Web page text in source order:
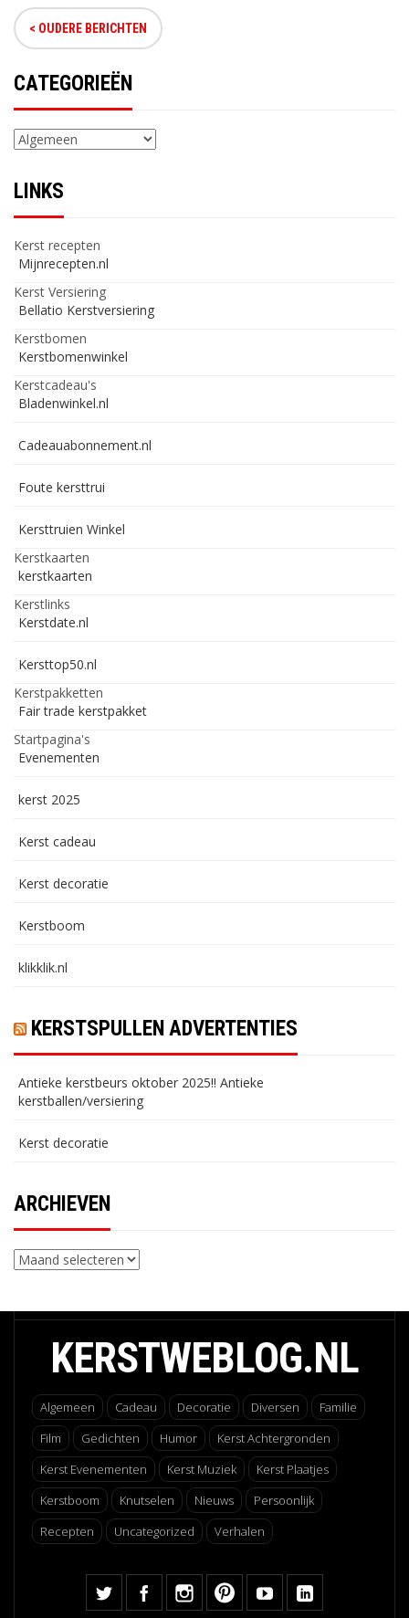
< OUDERE BERICHTEN
CATEGORIEËN
Categorieën
LINKS
Kerst recepten
Mijnrecepten.nl
Kerst Versiering
Bellatio Kerstversiering
Kerstbomen
Kerstbomenwinkel
Kerstcadeau's
Bladenwinkel.nl
Cadeauabonnement.nl
Foute kersttrui
Kersttruien Winkel
Kerstkaarten
kerstkaarten
Kerstlinks
Kerstdate.nl
Kersttop50.nl
Kerstpakketten
Fair trade kerstpakket
Startpagina's
Evenementen
kerst 2025
Kerst cadeau
Kerst decoratie
Kerstboom
klikklik.nl
KERSTSPULLEN ADVERTENTIES
Antieke kerstbeurs oktober 2025!! Antieke
kerstballen/versiering
Kerst decoratie
ARCHIEVEN
Archieven
KERSTWEBLOG.NL
Algemeen Cadeau Decoratie Diversen
Familie
Film
Gedichten Humor
Kerst Achtergronden
Kerst Evenementen
Kerst Muziek
Kerst Plaatjes
Kerstboom
Knutselen Nieuws
Persoonlijk
Recepten
Uncategorized Verhalen